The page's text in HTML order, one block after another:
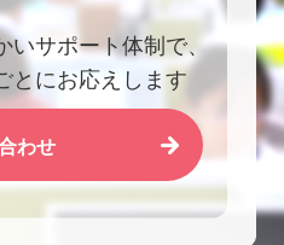
いサポート体制で、
とにお応えします
わせ